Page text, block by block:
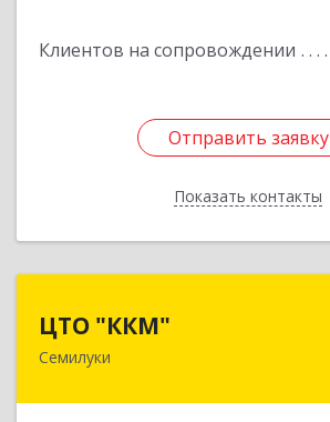
Клиентов на сопровождении
Отправить заявку
Показать контакты
Отправить заявку
Назад
ЦТО "ККМ"
Семилуки